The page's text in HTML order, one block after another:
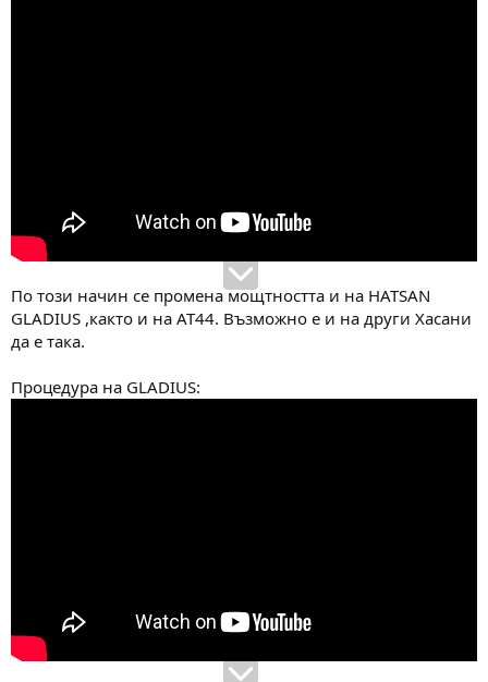
По този начин се промена мощтността и на HATSAN
GLADIUS ,както и на AT44. Възможно е и на други Хасани
да е така.
Процедура на GLADIUS: